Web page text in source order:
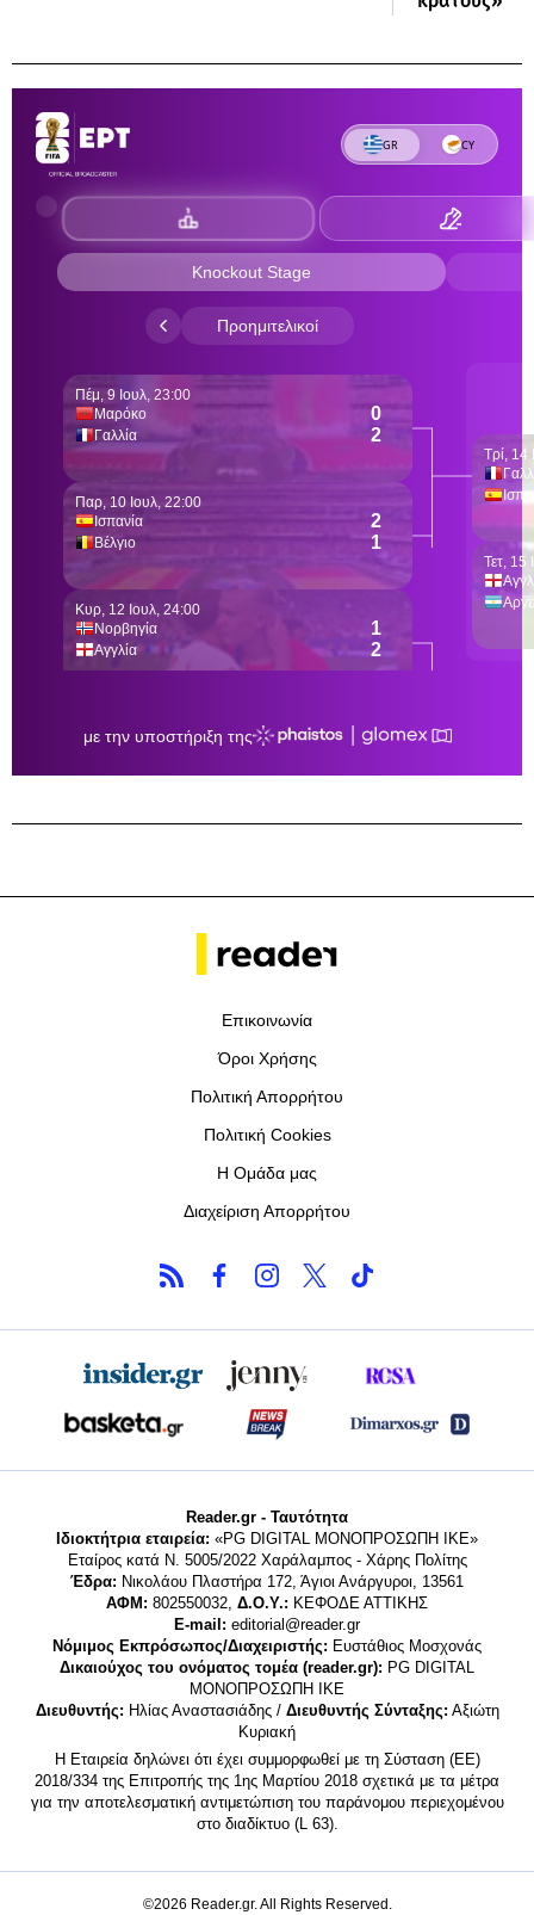
Επικοινωνία
Όροι Χρήσης
Πολιτική Απορρήτου
Πολιτική Cookies
Η Ομάδα μας
Διαχείριση Απορρήτου
Reader.gr - Ταυτότητα
Ιδιοκτήτρια εταιρεία: «PG DIGITAL MONΟΠΡΟΣΩΠΗ ΙΚΕ»
Εταίρος κατά Ν. 5005/2022 Χαράλαμπος - Χάρης Πολίτης
Έδρα: Νικολάου Πλαστήρα 172, Άγιοι Ανάργυροι, 13561
ΑΦΜ: 802550032, Δ.Ο.Υ.: ΚΕΦΟΔΕ ΑΤΤΙΚΗΣ
E-mail: editorial@reader.gr
Νόμιμος Εκπρόσωπος/Διαχειριστής: Ευστάθιος Μοσχονάς
Δικαιούχος του ονόματος τομέα (reader.gr): PG DIGITAL
MONΟΠΡΟΣΩΠΗ ΙΚΕ
Διευθυντής: Ηλίας Αναστασιάδης / Διευθυντής Σύνταξης: Αξιώτη
Κυριακή
Η Εταιρεία δηλώνει ότι έχει συμμορφωθεί με τη Σύσταση (ΕΕ)
2018/334 της Επιτροπής της 1ης Μαρτίου 2018 σχετικά με τα μέτρα
για την αποτελεσματική αντιμετώπιση του παράνομου περιεχομένου
στο διαδίκτυο (L 63).
©2026 Reader.gr. All Rights Reserved.